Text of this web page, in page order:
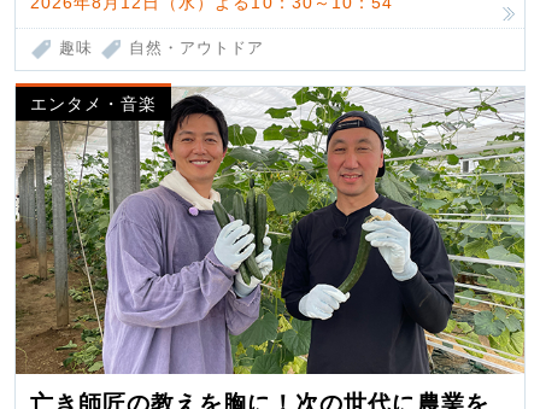
趣味 自然・アウトドア
エンタメ・音楽
亡き師匠の教えを胸に！次の世代に農業を